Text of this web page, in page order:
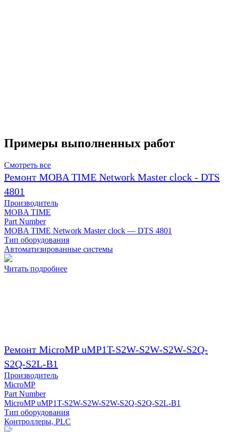
Примеры выполненных работ
Смотреть все
Ремонт MOBA TIME Network Master clock - DTS
4801
Производитель
MOBA TIME
Part Number
MOBA TIME Network Master clock — DTS 4801
Тип оборудования
Автоматизированные системы
Читать подробнее
Ремонт MicroMP uMP1T-S2W-S2W-S2W-S2Q-
S2Q-S2L-B1
Производитель
MicroMP
Part Number
MicroMP uMP1T-S2W-S2W-S2W-S2Q-S2Q-S2L-B1
Тип оборудования
Контроллеры, PLC